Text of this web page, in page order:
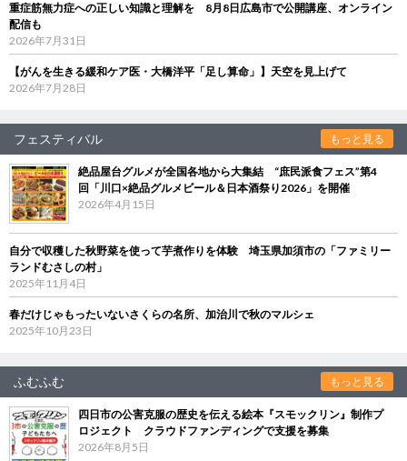
重症筋無力症への正しい知識と理解を 8月8日広島市で公開講座、オンライン
配信も
2026年7月31日
【がんを生きる緩和ケア医・大橋洋平「足し算命」】天空を見上げて
2026年7月28日
フェスティバル もっと見る
絶品屋台グルメが全国各地から大集結 “庶民派食フェス”第4
回「川口×絶品グルメビール＆日本酒祭り2026」を開催
2026年4月15日
自分で収穫した秋野菜を使って芋煮作りを体験 埼玉県加須市の「ファミリー
ランドむさしの村」
2025年11月4日
春だけじゃもったいないさくらの名所、加治川で秋のマルシェ
2025年10月23日
ふむふむ もっと見る
四日市の公害克服の歴史を伝える絵本『スモックリン』制作プ
ロジェクト クラウドファンディングで支援を募集
2026年8月5日